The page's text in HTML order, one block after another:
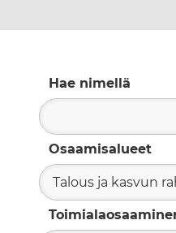
Hae nimellä
Osaamisalueet
Talous ja kasvun